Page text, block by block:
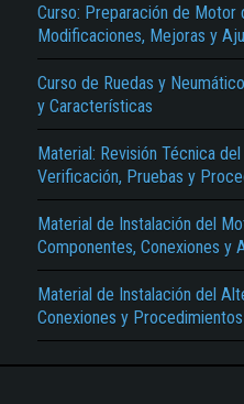
Curso: Preparación de Motor
Modificaciones, Mejoras y
Curso de Ruedas y
y Características
Material: Revisión Técnica
Verificación, Pruebas y
Material de Instalación del
Componentes, Conexiones y
Material de Instalación del
Conexiones y Procedimientos